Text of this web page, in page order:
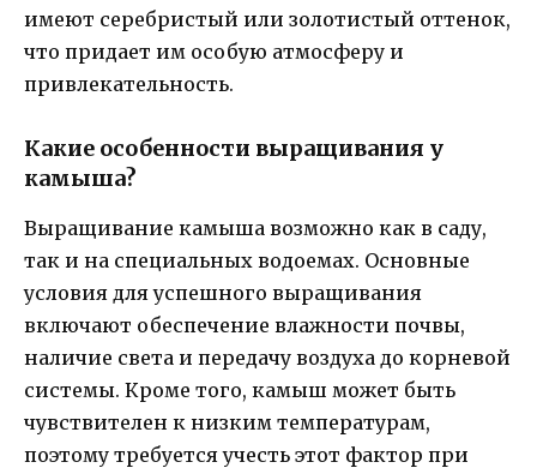
имеют серебристый или золотистый оттенок,
что придает им особую атмосферу и
привлекательность.
Какие особенности выращивания у
камыша?
Выращивание камыша возможно как в саду,
так и на специальных водоемах. Основные
условия для успешного выращивания
включают обеспечение влажности почвы,
наличие света и передачу воздуха до корневой
системы. Кроме того, камыш может быть
чувствителен к низким температурам,
поэтому требуется учесть этот фактор при